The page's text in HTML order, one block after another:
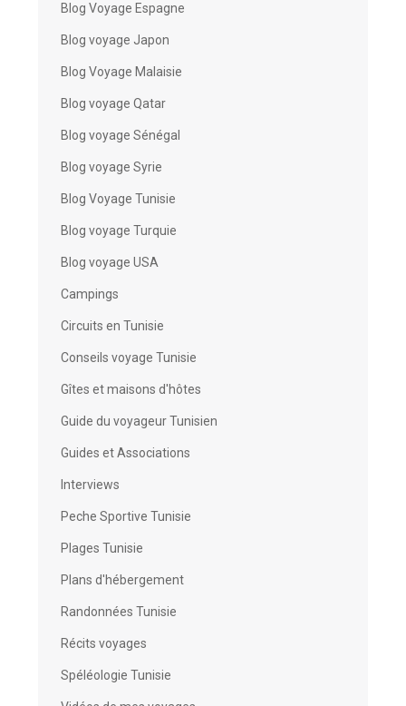
Blog Voyage Espagne
Blog voyage Japon
Blog Voyage Malaisie
Blog voyage Qatar
Blog voyage Sénégal
Blog voyage Syrie
Blog Voyage Tunisie
Blog voyage Turquie
Blog voyage USA
Campings
Circuits en Tunisie
Conseils voyage Tunisie
Gîtes et maisons d'hôtes
Guide du voyageur Tunisien
Guides et Associations
Interviews
Peche Sportive Tunisie
Plages Tunisie
Plans d'hébergement
Randonnées Tunisie
Récits voyages
Spéléologie Tunisie